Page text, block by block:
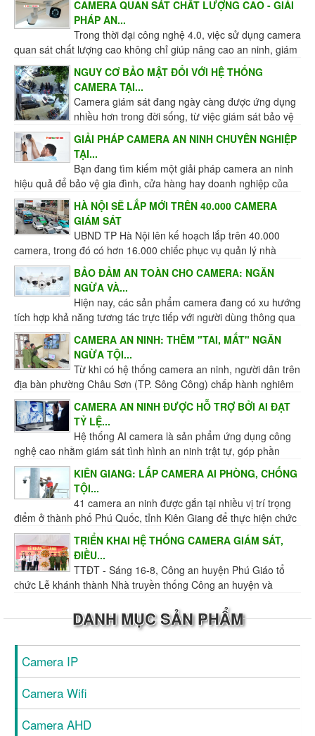
CAMERA QUAN SÁT CHẤT LƯỢNG CAO - GIẢI
PHÁP AN...
Trong thời đại công nghệ 4.0, việc sử dụng camera
quan sát chất lượng cao không chỉ giúp nâng cao an ninh, giám
sát hiệu quả mà còn mang đến sự an tâm...
NGUY CƠ BẢO MẬT ĐỐI VỚI HỆ THỐNG
CAMERA TẠI...
Camera giám sát đang ngày càng được ứng dụng
nhiều hơn trong đời sống, từ việc giám sát bảo vệ
an toàn cho người và tài sản của các hộ gia đình, tổ...
GIẢI PHÁP CAMERA AN NINH CHUYÊN NGHIỆP
TẠI...
Bạn đang tìm kiếm một giải pháp camera an ninh
hiệu quả để bảo vệ gia đình, cửa hàng hay doanh nghiệp của
mình? Hệ thống lắp đặt camera giám sát chất...
HÀ NỘI SẼ LẮP MỚI TRÊN 40.000 CAMERA
GIÁM SÁT
UBND TP Hà Nội lên kế hoạch lắp trên 40.000
camera, trong đó có hơn 16.000 chiếc phục vụ quản lý nhà
nước về an toàn giao thông, môi trường và...
BẢO ĐẢM AN TOÀN CHO CAMERA: NGĂN
NGỪA VÀ...
Hiện nay, các sản phẩm camera đang có xu hướng
tích hợp khả năng tương tác trực tiếp với người dùng thông qua
ứng dụng di động và lưu trữ dữ liệu trên...
CAMERA AN NINH: THÊM "TAI, MẮT" NGĂN
NGỪA TỘI...
Từ khi có hệ thống camera an ninh, người dân trên
địa bàn phường Châu Sơn (TP. Sông Công) chấp hành nghiêm
túc hơn Luật Giao thông đường bộ, giữ gìn...
CAMERA AN NINH ĐƯỢC HỖ TRỢ BỞI AI ĐẠT
TỶ LỆ...
Hệ thống AI camera là sản phẩm ứng dụng công
nghệ cao nhằm giám sát tình hình an ninh trật tự, góp phần
không nhỏ trong công tác ngăn chặn, đẩy lùi...
KIÊN GIANG: LẮP CAMERA AI PHÒNG, CHỐNG
TỘI...
41 camera an ninh được gắn tại nhiều vị trí trọng
điểm ở thành phố Phú Quốc, tỉnh Kiên Giang để thực hiện chức
năng giám sát tình hình an ninh trật tự...
TRIỂN KHAI HỆ THỐNG CAMERA GIÁM SÁT,
ĐIỀU...
TTĐT - Sáng 16-8, Công an huyện Phú Giáo tổ
chức Lễ khánh thành Nhà truyền thống Công an huyện và
DANH MỤC SẢN PHẨM
Camera IP
Camera Wifi
Camera AHD